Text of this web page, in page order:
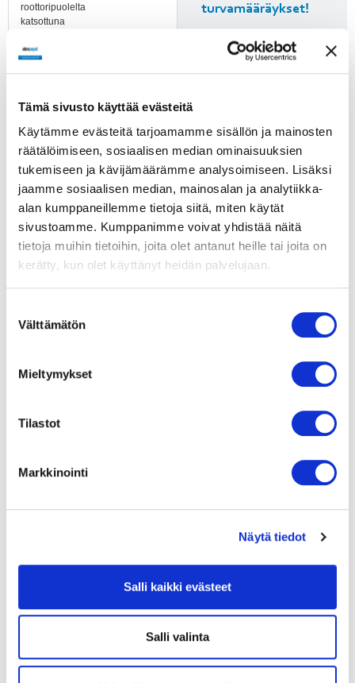
Tämä sivusto käyttää evästeitä
Käytämme evästeitä tarjoamamme sisällön ja mainosten
räätälöimiseen, sosiaalisen median ominaisuuksien
tukemiseen ja kävijämäärämme analysoimiseen. Lisäksi
jaamme sosiaalisen median, mainosalan ja analytiikka-
alan kumppaneillemme tietoja siitä, miten käytät
sivustoamme. Kumppanimme voivat yhdistää näitä
tietoja muihin tietoihin, joita olet antanut heille tai joita on
kerätty, kun olet käyttänyt heidän palvelujaan.
valinta
Välttämätön
Mieltymykset
Tilastot
Markkinointi
Näytä tiedot
Salli kaikki evästeet
Salli valinta
roottoripuolelta
katsottuna
Moottorin tyyppi
Asynkroniulkoroottorimoottori
M4S068-CF
Suojausluokka
IP44
Moottorin eristysluokka
B
korjauskerroin
Hyväksynnät
Koko
turvamääräykset!